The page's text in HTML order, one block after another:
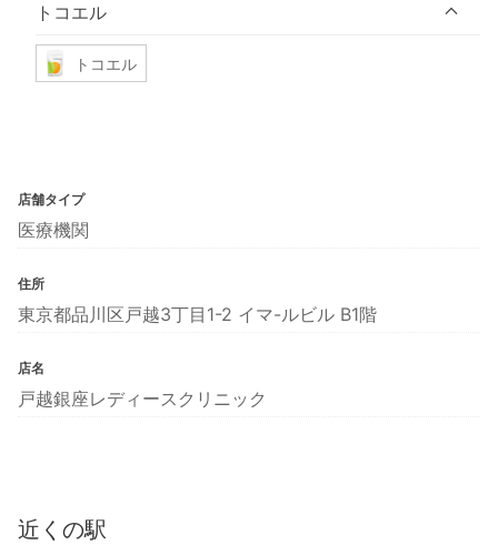
トコエル
トコエル
店舗タイプ
医療機関
住所
東京都品川区戸越3丁目1-2 イマ-ルビル B1階
店名
戸越銀座レディースクリニック
近くの駅